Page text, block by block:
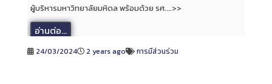
ผู้บริหารมหาวิทยาลัยมหิดล พร้อมด้วย รศ....>>
อ่านต่อ...
24/03/2024 2 years ago การมีส่วนร่วม